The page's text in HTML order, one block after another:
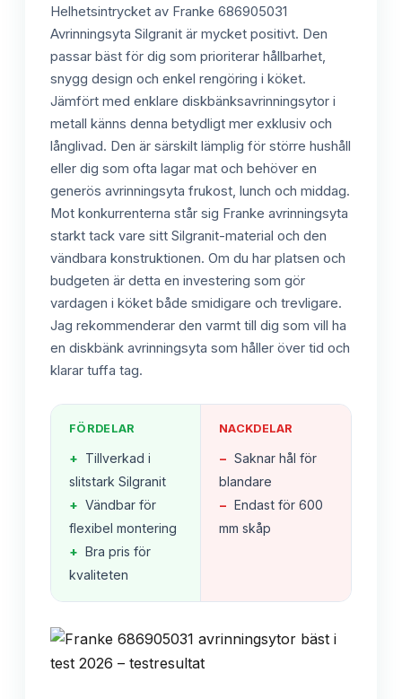
Helhetsintrycket av Franke 686905031
Avrinningsyta Silgranit är mycket positivt. Den
passar bäst för dig som prioriterar hållbarhet,
snygg design och enkel rengöring i köket.
Jämfört med enklare diskbänksavrinningsytor i
metall känns denna betydligt mer exklusiv och
långlivad. Den är särskilt lämplig för större hushåll
eller dig som ofta lagar mat och behöver en
generös avrinningsyta frukost, lunch och middag.
Mot konkurrenterna står sig Franke avrinningsyta
starkt tack vare sitt Silgranit-material och den
vändbara konstruktionen. Om du har platsen och
budgeten är detta en investering som gör
vardagen i köket både smidigare och trevligare.
Jag rekommenderar den varmt till dig som vill ha
en diskbänk avrinningsyta som håller över tid och
klarar tuffa tag.
FÖRDELAR
+ Tillverkad i
slitstark Silgranit
+ Vändbar för
flexibel montering
+ Bra pris för
kvaliteten
NACKDELAR
− Saknar hål för
blandare
− Endast för 600
mm skåp